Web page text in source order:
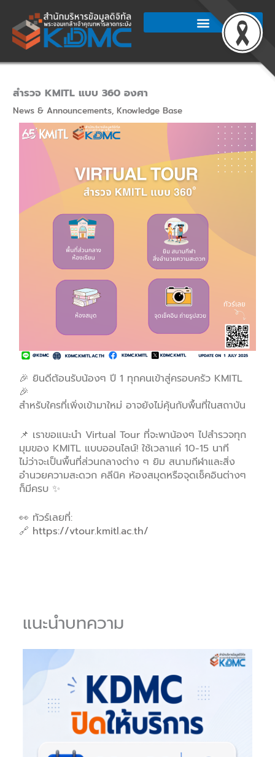
content
สำรวจ KMITL แบบ 360 องศา
News & Announcements,Knowledge Base
🎉 ยินดีต้อนรับน้องๆ ปี 1 ทุกคนเข้าสู่ครอบครัว KMITL
🎉
สำหรับใครที่เพิ่งเข้ามาใหม่ อาจยังไม่คุ้นกับพื้นที่ในสถาบัน
📌 เราขอแนะนำ Virtual Tour ที่จะพาน้องๆ ไปสำรวจทุก
มุมของ KMITL แบบออนไลน์! ใช้เวลาแค่ 10-15 นาที
ไม่ว่าจะเป็นพื้นที่ส่วนกลางต่าง ๆ ยิม สนามกีฬาและสิ่ง
อำนวยความสะดวก คลีนิค ห้องสมุดหรือจุดเช็คอินต่างๆ
ก็มีครบ ✨
👀 ทัวร์เลยที่:
🔗 https://vtour.kmitl.ac.th/
แนะนำบทความ